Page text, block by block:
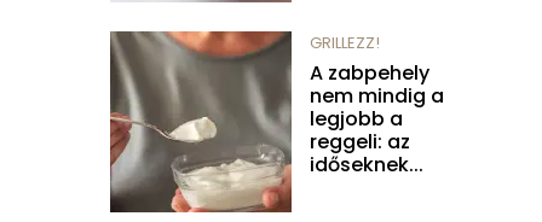
GRILLEZZ!
A zabpehely
nem mindig a
legjobb a
reggeli: az
időseknek...